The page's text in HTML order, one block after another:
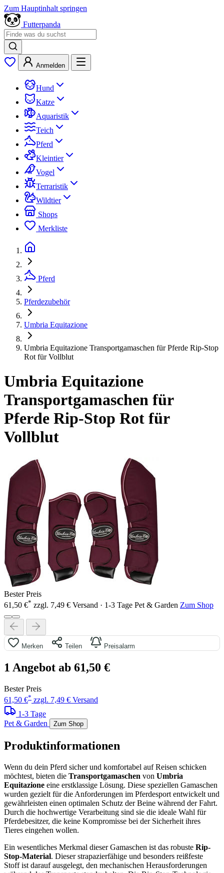
Zum Hauptinhalt springen
Futterpanda
Anmelden
Hund
Katze
Aquaristik
Teich
Pferd
Kleintier
Vogel
Terraristik
Wildtier
Shops
Merkliste
Pferd
Pferdezubehör
Umbria Equitazione
Umbria Equitazione Transportgamaschen für Pferde Rip-Stop
Rot für Vollblut
Umbria Equitazione
Transportgamaschen für
Pferde Rip-Stop Rot für
Vollblut
Bester Preis
61,50 €* zzgl. 7,49 € Versand · 1-3 Tage Pet & Garden Zum Shop
Merken Teilen Preisalarm
1 Angebot ab 61,50 €
Bester Preis
61,50 €* zzgl. 7,49 € Versand
1-3 Tage
Pet & Garden
Zum Shop
Produktinformationen
Wenn du dein Pferd sicher und komfortabel auf Reisen schicken
möchtest, bieten die Transportgamaschen von Umbria
Equitazione eine erstklassige Lösung. Diese speziellen Gamaschen
wurden gezielt für die Anforderungen im Pferdesport entwickelt und
gewährleisten einen optimalen Schutz der Beine während der Fahrt.
Durch die hochwertige Verarbeitung sind sie die ideale Wahl für
Pferdebesitzer, die keine Kompromisse bei der Sicherheit ihres
Tieres eingehen wollen.
Ein wesentliches Merkmal dieser Gamaschen ist das robuste Rip-
Stop-Material. Dieser strapazierfähige und besonders reißfeste
Stoff ist darauf ausgelegt, den mechanischen Herausforderungen